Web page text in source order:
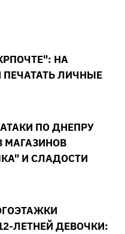
НА
ЛИЧНЫЕ
ПО ДНЕПРУ
МАГАЗИНОВ
И СЛАДОСТИ
ЛЕТНЕЙ ДЕВОЧКИ: